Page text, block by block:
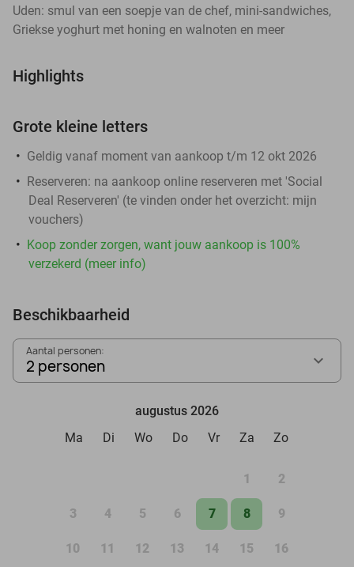
Uden: smul van een soepje van de chef, mini-sandwiches,
Griekse yoghurt met honing en walnoten en meer
Highlights
Grote kleine letters
Geldig vanaf moment van aankoop t/m 12 okt 2026
Reserveren: na aankoop online reserveren met 'Social
Deal Reserveren' (te vinden onder het overzicht: mijn
vouchers)
Koop zonder zorgen, want jouw aankoop is 100%
verzekerd (meer info)
Beschikbaarheid
Aantal personen:
2 personen
augustus 2026
Ma
Di Wo Do Vr Za Zo
1 2
3 4 5 6 7 8 9
10 11 12 13 14 15 16